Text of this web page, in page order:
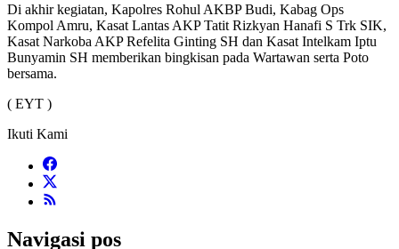
Di akhir kegiatan, Kapolres Rohul AKBP Budi, Kabag Ops
Kompol Amru, Kasat Lantas AKP Tatit Rizkyan Hanafi S Trk SIK,
Kasat Narkoba AKP Refelita Ginting SH dan Kasat Intelkam Iptu
Bunyamin SH memberikan bingkisan pada Wartawan serta Poto
bersama.
( EYT )
Ikuti Kami
Navigasi pos